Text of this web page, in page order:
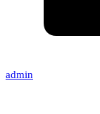
admin